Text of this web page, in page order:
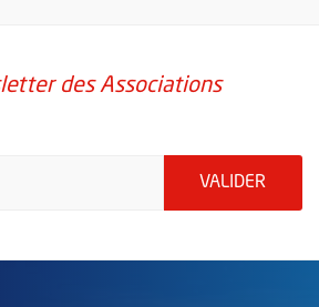
des Associations
VALIDER